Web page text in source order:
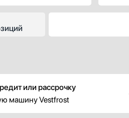
или рассрочку
машину Vestfrost